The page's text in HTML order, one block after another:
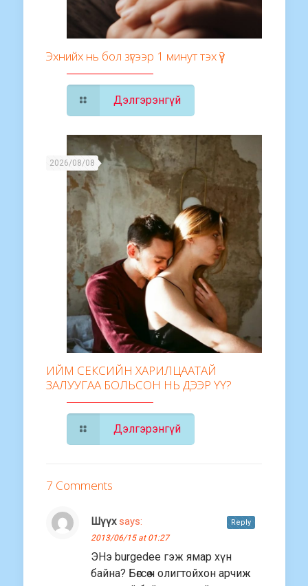
Эхнийх нь бол зүгээр 1 минут тэх үү?
Дэлгэрэнгүй
2026/08/08
ИЙМ СЕКСИЙН ХАРИЛЦААТАЙ
ЗАЛУУГАА БОЛЬСОН НЬ ДЭЭР ҮҮ?
Дэлгэрэнгүй
7 Comments
Шүүх says:
2013/06/15 at 01:27
ЭНэ burgedee гэж ямар хүн
байна? Бөгсөө ч олигтойхон арчиж
Reply